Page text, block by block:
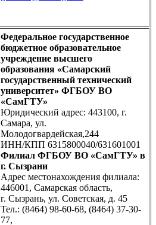
Федеральное государственное
бюджетное образовательное
учреждение высшего
образования «Самарский
государственный технический
университет» ФГБОУ ВО
«СамГТУ»
Юридический адрес: 443100, г.
Самара, ул.
Молодогвардейская,244
ИНН/КПП 6315800040/631601001
Филиал ФГБОУ ВО «СамГТУ» в
г. Сызрани
Адрес местонахождения филиала:
446001, Самарская область,
г. Сызрань, ул. Советская, д. 45
Тел.: (8464) 98-60-68, (8464) 37-30-
77,